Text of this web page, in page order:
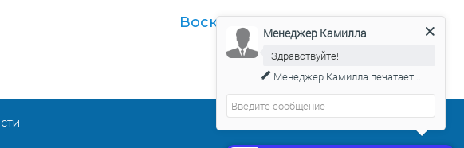
Воскресенье:
Менеджер Камилла
Здравствуйте!
Менеджер Камилла печатает...